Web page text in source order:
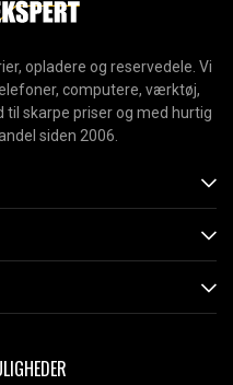
opladere og reservedele. Vi
computere, værktøj,
skarpe priser og med hurtig
siden 2006.